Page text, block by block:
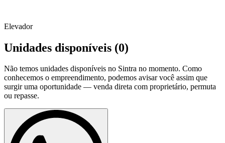
Elevador
Unidades disponíveis (0)
Não temos unidades disponíveis no Sintra no momento. Como
conhecemos o empreendimento, podemos avisar você assim que
surgir uma oportunidade — venda direta com proprietário, permuta
ou repasse.